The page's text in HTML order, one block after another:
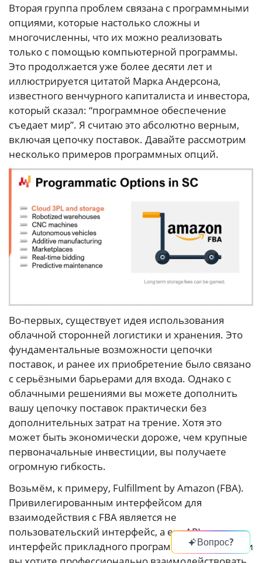
Вторая группа проблем связана с программными
опциями, которые настолько сложны и
многочисленны, что их можно реализовать
только с помощью компьютерной программы.
Это продолжается уже более десяти лет и
иллюстрируется цитатой Марка Андерсона,
известного венчурного капиталиста и инвестора,
который сказал: “программное обеспечение
съедает мир”. Я считаю это абсолютно верным,
включая цепочку поставок. Давайте рассмотрим
несколько примеров программных опций.
Во-первых, существует идея использования
облачной сторонней логистики и хранения. Это
фундаментальные возможности цепочки
поставок, и ранее их приобретение было связано
с серьёзными барьерами для входа. Однако с
облачными решениями вы можете дополнить
вашу цепочку поставок практически без
дополнительных затрат на трение. Хотя это
может быть экономически дороже, чем крупные
первоначальные инвестиции, вы получаете
огромную гибкость.
Возьмём, к примеру, Fulfillment by Amazon (FBA).
Привилегированным интерфейсом для
взаимодействия с FBA является не
пользовательский интерфейс, а его API, то есть
интерфейс прикладного программирования. Если
Вопрос?